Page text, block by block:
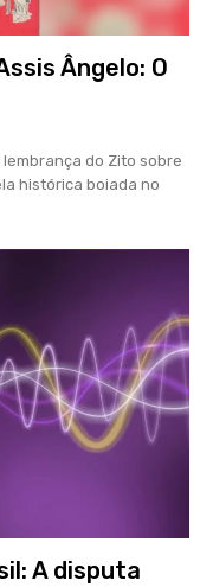
Ângelo: O
histórica boiada no
A disputa